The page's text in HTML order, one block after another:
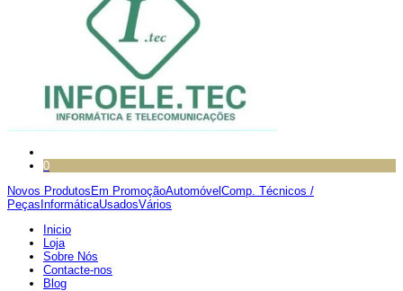
0
Novos Produtos Em PromoçãoAutomóvel Comp. Técnicos /
Peças InformáticaUsadosVários
Inicio
Loja
Sobre Nós
Contacte-nos
Blog